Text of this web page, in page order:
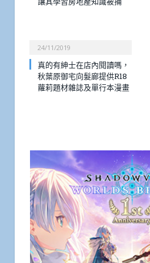
24/11/2019
真的有紳士在店內閱讀嗎，
秋葉原御宅向髮廊提供R18
蘿莉題材雜誌及單行本漫畫